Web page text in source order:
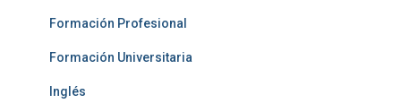
Formación Profesional
Formación Universitaria
Inglés